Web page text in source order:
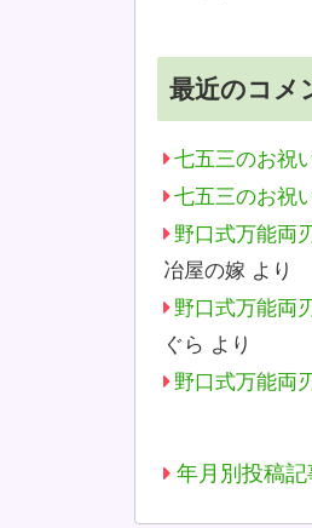
最近のコメ
七五三のお祝
七五三のお祝
野口式万能両
冶屋の嫁 より
野口式万能両
ぐら より
野口式万能両
年月別投稿記